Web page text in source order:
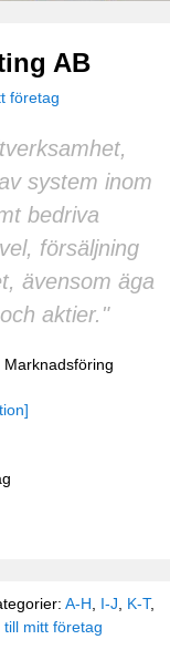
AB
företag
system inom
bedriva
försäljning
ävensom äga
aktier."
Marknadsföring
A-H I-J K-T,
till mitt företag